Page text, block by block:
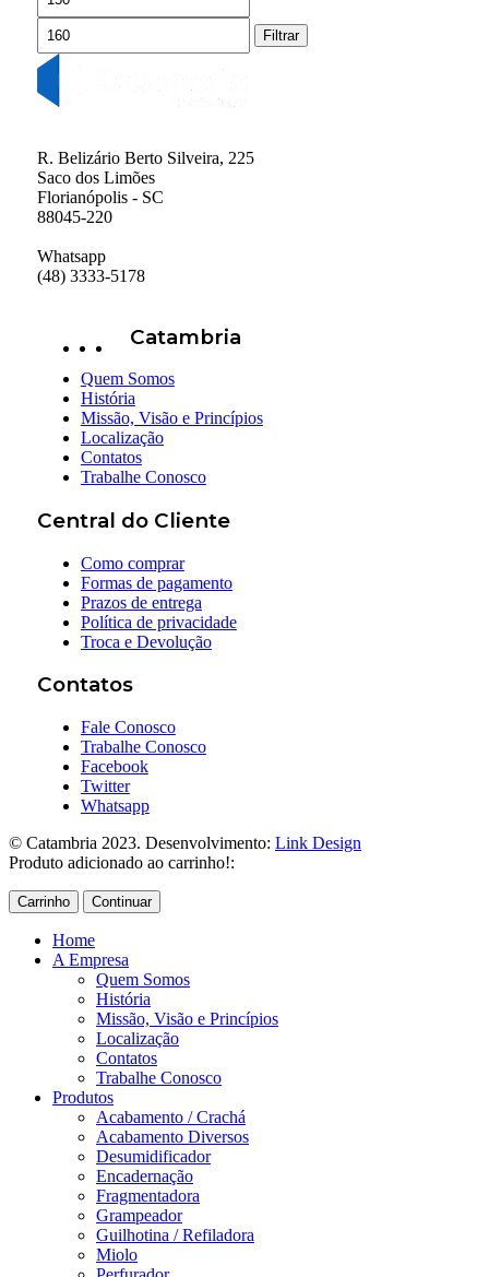
mínimo
Filtrar
R. Belizário Berto Silveira, 225
Saco dos Limões
Florianópolis - SC
88045-220
Whatsapp
(48) 3333-5178
Catambria
Quem Somos
História
Missão, Visão e Princípios
Localização
Contatos
Trabalhe Conosco
Central do Cliente
Como comprar
Formas de pagamento
Prazos de entrega
Política de privacidade
Troca e Devolução
Contatos
Fale Conosco
Trabalhe Conosco
Facebook
Twitter
Whatsapp
© Catambria 2023. Desenvolvimento: Link Design
Produto adicionado ao carrinho!:
Carrinho Continuar
Home
A Empresa
Quem Somos
História
Missão, Visão e Princípios
Localização
Contatos
Trabalhe Conosco
Produtos
Acabamento / Crachá
Acabamento Diversos
Desumidificador
Encadernação
Fragmentadora
Grampeador
Guilhotina / Refiladora
Miolo